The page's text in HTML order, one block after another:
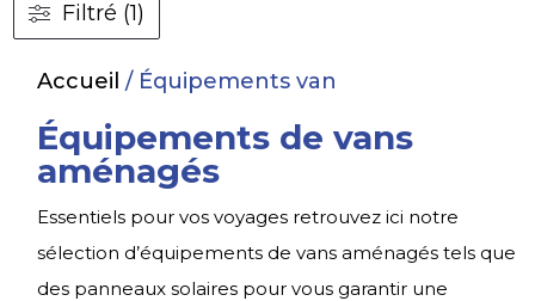
Filtré (1)
Accueil / Équipements van
Équipements de vans
aménagés
Essentiels pour vos voyages retrouvez ici notre
sélection d’équipements de vans aménagés tels que
des panneaux solaires pour vous garantir une